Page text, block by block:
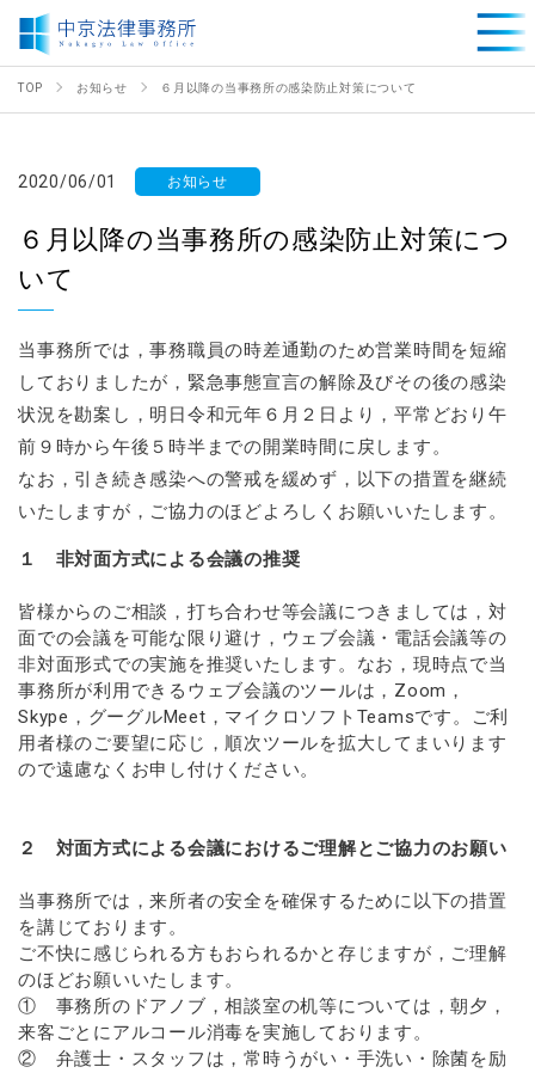
TOP お知らせ ６月以降の当事務所の感染防止対策について
2020/06/01 お知らせ
６月以降の当事務所の感染防止対策につ
いて
当事務所では，事務職員の時差通勤のため営業時間を短縮
しておりましたが，緊急事態宣言の解除及びその後の感染
状況を勘案し，明日令和元年６月２日より，平常どおり午
前９時から午後５時半までの開業時間に戻します。
なお，引き続き感染への警戒を緩めず，以下の措置を継続
いたしますが，ご協力のほどよろしくお願いいたします。
１ 非対面方式による会議の推奨
皆様からのご相談，打ち合わせ等会議につきましては，対
面での会議を可能な限り避け，ウェブ会議・電話会議等の
非対面形式での実施を推奨いたします。なお，現時点で当
事務所が利用できるウェブ会議のツールは，Zoom，
Skype，グーグルMeet，マイクロソフトTeamsです。ご利
用者様のご要望に応じ，順次ツールを拡大してまいります
ので遠慮なくお申し付けください。
２ 対面方式による会議におけるご理解とご協力のお願い
当事務所では，来所者の安全を確保するために以下の措置
を講じております。
ご不快に感じられる方もおられるかと存じますが，ご理解
のほどお願いいたします。
① 事務所のドアノブ，相談室の机等については，朝夕，
来客ごとにアルコール消毒を実施しております。
② 弁護士・スタッフは，常時うがい・手洗い・除菌を励